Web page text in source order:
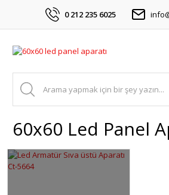
0 212 235 6025
60x60 Led Panel